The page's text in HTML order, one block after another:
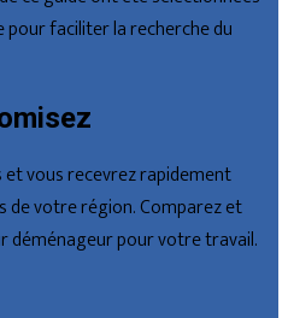
faciliter la recherche du
et vous recevrez rapidement
de votre région. Comparez et
déménageur pour votre travail.